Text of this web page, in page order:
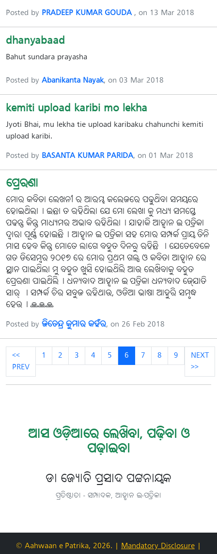
Posted by PRADEEP KUMAR GOUDA, on 13 Mar 2018
dhanyabaad
Bahut sundara prayasha
Posted by Abanikanta Nayak, on 03 Mar 2018
kemiti upload karibi mo lekha
Jyoti Bhai, mu lekha tie upload karibaku chahunchi kemiti
upload karibi.
Posted by BASANTA KUMAR PARIDA, on 01 Mar 2018
ପ୍ରେରଣା
ମୋର କବିତା ଲେଖନୀ ର ଆରମ୍ଭ କଲେଜରେ ପଢୁଥିବା ସମୟରେ
ହୋଇଥିଲା। ଇଛା ତ ରହିଥିଲା ଯେ ମୋ ଲେଖା କୁ ମଧ୍ୟ ସମସ୍ତେ
ପଢନ୍ତୁ କିନ୍ତୁ ମାଧ୍ୟମର ଅଭାବ ରହିଥିଲା। ଯାହାକି ଆହ୍ବାନ ଇ-ପତ୍ରିକା
ଦ୍ବାରା ପୂର୍ଣ୍ଣ ହୋଇଛି। ଆହ୍ବାନ ଇ-ପତ୍ରିକା ସହ ମୋର ସମ୍ପର୍କ ପ୍ରାୟ ତିନି
ମାସ ହେବ କିନ୍ତୁ ମୋତେ ଲାଗେ ବହୁତ ଦିନରୁ ରହିଛି । ଯେତେବେଳେ
ଗତ ଡିସେମ୍ବର ୨୦୧୭ ରେ ମୋର ପ୍ରଥମ ଗଳ୍ପ ଓ କବିତା ଆହ୍ବାନ ରେ
ସ୍ଥାନ ପାଇଥିଲା ମୁ ବହୁତ ଖୁସି ହୋଇଥିଲି ଆଉ ଲେଖିବାକୁ ବହୁତ
ପ୍ରେରଣା ପାଇଥିଲି। ଧନ୍ୟବାଦ ଆହ୍ବାନ ଇ-ପତ୍ରିକା ଧନ୍ୟବାଦ ଜ୍ଯୋତି
ସାର୍ । ସମ୍ପର୍କ ଚିର ସବୁଜ ରହିଥାଉ, ଓଡିଆ ଭାଷା ଆହୁରି ସମୃଦ୍ଧ
ହେଉ। 🙏🙏🙏
Posted by ଜିତେନ୍ଦ୍ର କୁମାର କହଁର, on 26 Feb 2018
<<
PREV
1 2 3 4 5 6 7 8 9
NEXT
>>
ଆସ ଓଡ଼ିଆରେ ଲେଖିବା, ପଢ଼ିବା ଓ
ପଢ଼ାଇବା
ଡା ଜ୍ୟୋତି ପ୍ରସାଦ ପଟ୍ଟନାୟକ
ପ୍ରତିଷ୍ଠାତା - ସମ୍ପାଦକ, ଆହ୍ବାନ ଇ-ପତ୍ରିକା
© Aahwaan e-Patrika, 2026. | Mandatory Disclosure |